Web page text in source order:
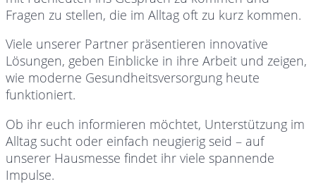
Fragen zu stellen, die im Alltag oft zu kurz kommen.
Viele unserer Partner präsentieren innovative
Lösungen, geben Einblicke in ihre Arbeit und zeigen,
wie moderne Gesundheitsversorgung heute
funktioniert.
Ob ihr euch informieren möchtet, Unterstützung im
Alltag sucht oder einfach neugierig seid – auf
unserer Hausmesse findet ihr viele spannende
Impulse.